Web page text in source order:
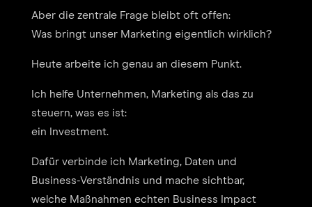
Aber die zentrale Frage bleibt oft offen:
Was bringt unser Marketing eigentlich wirklich?
Heute arbeite ich genau an diesem Punkt.
Ich helfe Unternehmen, Marketing als das zu
steuern, was es ist:
ein Investment.
Dafür verbinde ich Marketing, Daten und
Business-Verständnis und mache sichtbar,
welche Maßnahmen echten Business Impact